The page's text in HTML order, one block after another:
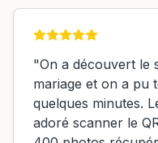
"On a découvert le
mariage et on a pu
quelques minutes.
adoré scanner le